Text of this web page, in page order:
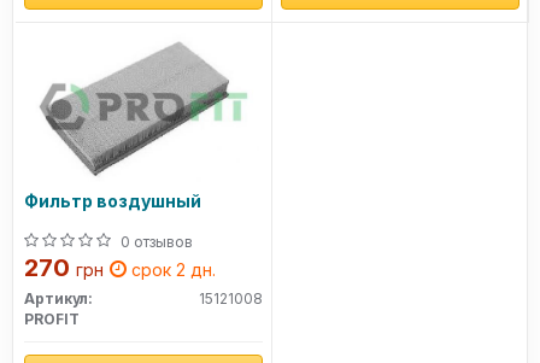
Фильтр воздушный
0 отзывов
270 грн срок 2 дн.
Артикул:
15121008
PROFIT